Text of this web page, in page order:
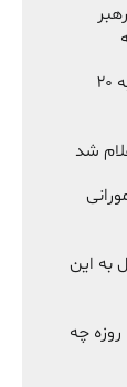
ناو وینسنس ۲۹۱ رؤیا را سوزاند / پاسخ به ۲۰
شد
به این
برندگان پنهان جنگ خاورمیانه / جنگ ۷۰ روزه چه